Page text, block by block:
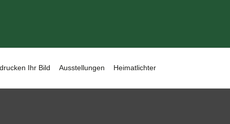
Ihr Bild Ausstellungen Heimatlichter